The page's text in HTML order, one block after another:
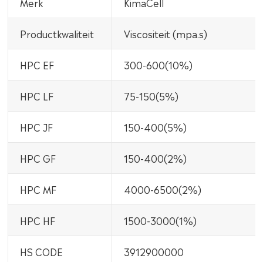
Productkwaliteit Viscositeit (mpa.s)
HPC EF 300-600(10%)
HPC LF 75-150(5%)
HPC JF 150-400(5%)
HPC GF 150-400(2%)
HPC MF 4000-6500(2%)
HPC HF 1500-3000(1%)
HS CODE 3912900000